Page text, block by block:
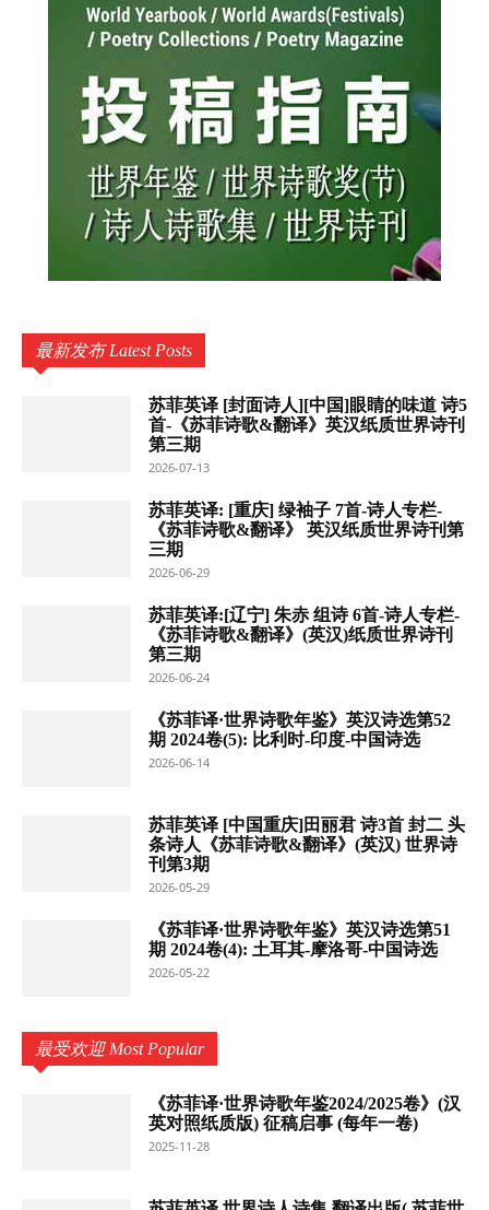
最新发布 Latest Posts
苏菲英译 [封面诗人][中国]眼睛的味道 诗5
首-《苏菲诗歌&翻译》英汉纸质世界诗刊
第三期
2026-07-13
苏菲英译: [重庆] 绿袖子 7首-诗人专栏-
《苏菲诗歌&翻译》 英汉纸质世界诗刊第
三期
2026-06-29
苏菲英译:[辽宁] 朱赤 组诗 6首-诗人专栏-
《苏菲诗歌&翻译》(英汉)纸质世界诗刊
第三期
2026-06-24
《苏菲译·世界诗歌年鉴》英汉诗选第52
期 2024卷(5): 比利时-印度-中国诗选
2026-06-14
苏菲英译 [中国重庆]田丽君 诗3首 封二 头
条诗人《苏菲诗歌&翻译》(英汉) 世界诗
刊第3期
2026-05-29
《苏菲译·世界诗歌年鉴》英汉诗选第51
期 2024卷(4): 土耳其-摩洛哥-中国诗选
2026-05-22
最受欢迎 Most Popular
《苏菲译·世界诗歌年鉴2024/2025卷》(汉
英对照纸质版) 征稿启事 (每年一卷)
2025-11-28